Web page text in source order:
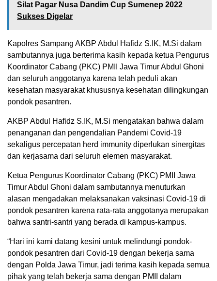
Silat Pagar Nusa Dandim Cup Sumenep 2022
Sukses Digelar
Kapolres Sampang AKBP Abdul Hafidz S.IK, M.Si dalam
sambutannya juga berterima kasih kepada ketua Pengurus
Koordinator Cabang (PKC) PMII Jawa Timur Abdul Ghoni
dan seluruh anggotanya karena telah peduli akan
kesehatan masyarakat khususnya kesehatan dilingkungan
pondok pesantren.
AKBP Abdul Hafidz S.IK, M.Si mengatakan bahwa dalam
penanganan dan pengendalian Pandemi Covid-19
sekaligus percepatan herd immunity diperlukan sinergitas
dan kerjasama dari seluruh elemen masyarakat.
Ketua Pengurus Koordinator Cabang (PKC) PMII Jawa
Timur Abdul Ghoni dalam sambutannya menuturkan
alasan mengadakan melaksanakan vaksinasi Covid-19 di
pondok pesantren karena rata-rata anggotanya merupakan
bahwa santri-santri yang berada di kampus-kampus.
“Hari ini kami datang kesini untuk melindungi pondok-
pondok pesantren dari Covid-19 dengan bekerja sama
dengan Polda Jawa Timur, jadi terima kasih kepada semua
pihak yang telah bekerja sama dengan PMII dalam